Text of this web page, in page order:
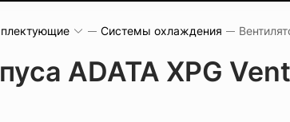
Системы охлаждения
ADATA XPG